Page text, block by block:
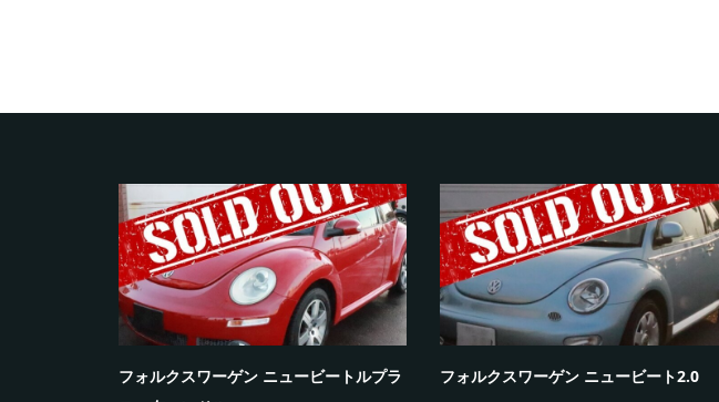
フォルクスワーゲン ニュービートルプラ
フォルクスワーゲン ニュービート2.0